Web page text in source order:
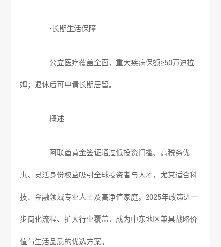
•长期生活保障
公立医疗覆盖全面，重大疾病保额≥50万迪拉
姆；退休后可申请长期居留。
概述
阿联酋黄金签证通过低投资门槛、高税务优
惠、灵活身份权益吸引全球投资者与人才，尤其适合科
技、金融领域专业人士及高净值家庭。2025年政策进一
步简化流程、扩大行业覆盖，成为中东地区兼具战略价
值与生活品质的优选方案。